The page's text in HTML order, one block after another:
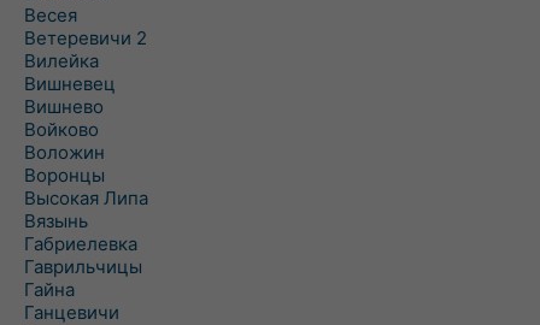
Весея
Ветеревичи 2
Вилейка
Вишневец
Вишнево
Войково
Воложин
Воронцы
Высокая Липа
Вязынь
Габриелевка
Гаврильчицы
Гайна
Ганцевичи